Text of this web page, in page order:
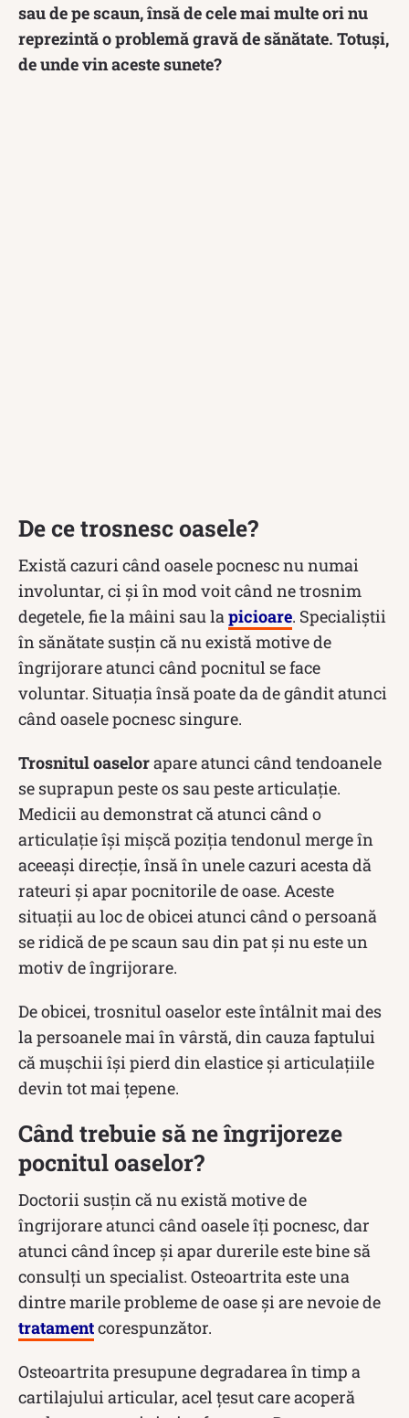
sau de pe scaun, însă de cele mai multe ori nu
reprezintă o problemă gravă de sănătate. Totuși,
de unde vin aceste sunete?
De ce trosnesc oasele?
Există cazuri când oasele pocnesc nu numai
involuntar, ci și în mod voit când ne trosnim
degetele, fie la mâini sau la picioare. Specialiștii
în sănătate susțin că nu există motive de
îngrijorare atunci când pocnitul se face
voluntar. Situația însă poate da de gândit atunci
când oasele pocnesc singure.
Trosnitul oaselorapare atunci când tendoanele
se suprapun peste os sau peste articulație.
Medicii au demonstrat că atunci când o
articulație își mișcă poziția tendonul merge în
aceeași direcție, însă în unele cazuri acesta dă
rateuri și apar pocnitorile de oase. Aceste
situații au loc de obicei atunci când o persoană
se ridică de pe scaun sau din pat și nu este un
motiv de îngrijorare.
De obicei, trosnitul oaselor este întâlnit mai des
la persoanele mai în vârstă, din cauza faptului
că mușchii își pierd din elastice și articulațiile
devin tot mai țepene.
Când trebuie să ne îngrijoreze
pocnitul oaselor?
Doctorii susțin că nu există motive de
îngrijorare atunci când oasele îți pocnesc, dar
atunci când încep și apar durerile este bine să
consulți un specialist. Osteoartrita este una
dintre marile probleme de oase și are nevoie de
tratamentcorespunzător.
Osteoartrita presupune degradarea în timp a
cartilajului articular, acel țesut care acoperă